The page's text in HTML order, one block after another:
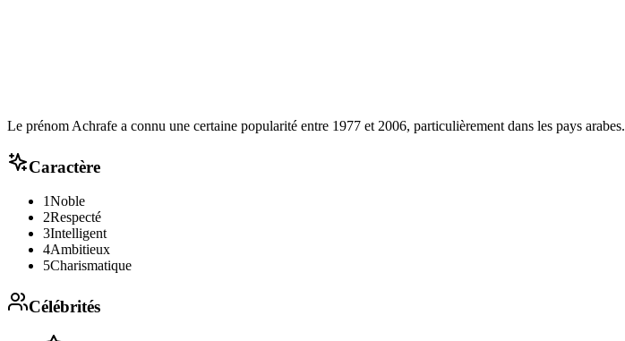
Le prénom Achrafe a connu une certaine popularité entre 1977 et 2006, particulièrement dans les pays arabes.
Caractère
1Noble
2Respecté
3Intelligent
4Ambitieux
5Charismatique
Célébrités